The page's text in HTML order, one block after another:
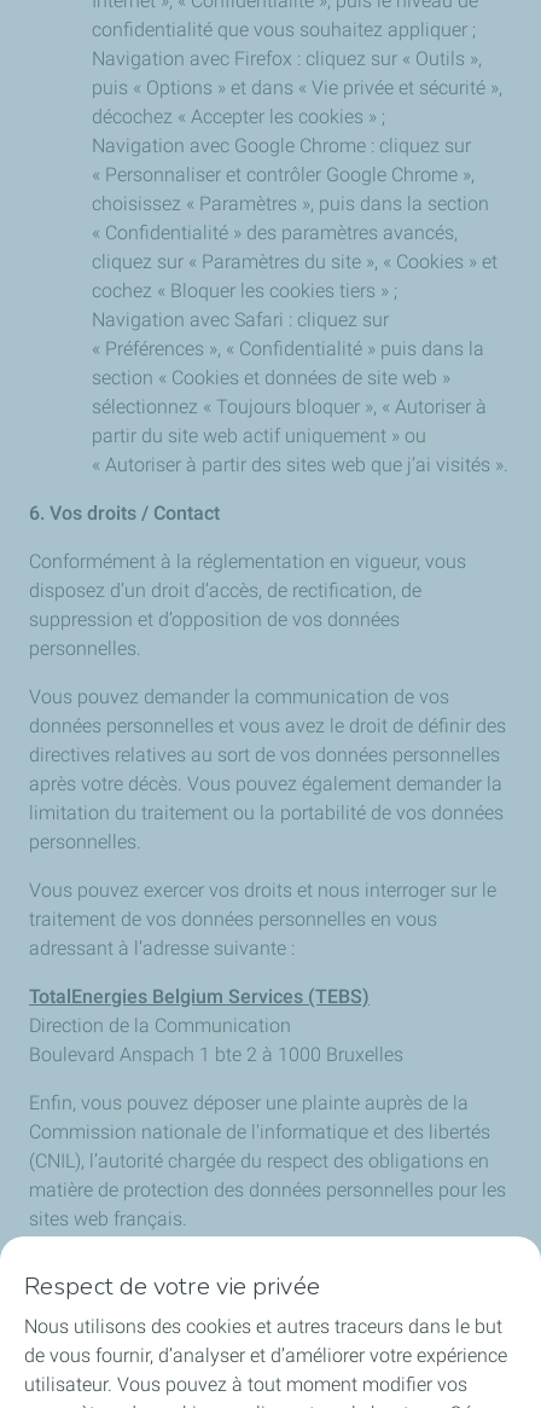
confidentialité que vous souhaitez appliquer ;
Navigation avec Firefox : cliquez sur « Outils »,
puis « Options » et dans « Vie privée et sécurité »,
décochez « Accepter les cookies » ;
Navigation avec Google Chrome : cliquez sur
« Personnaliser et contrôler Google Chrome »,
choisissez « Paramètres », puis dans la section
« Confidentialité » des paramètres avancés,
cliquez sur « Paramètres du site », « Cookies » et
cochez « Bloquer les cookies tiers » ;
Navigation avec Safari : cliquez sur
« Préférences », « Confidentialité » puis dans la
section « Cookies et données de site web »
sélectionnez « Toujours bloquer », « Autoriser à
partir du site web actif uniquement » ou
« Autoriser à partir des sites web que j’ai visités ».
6. Vos droits / Contact
Conformément à la réglementation en vigueur, vous
disposez d’un droit d’accès, de rectification, de
suppression et d’opposition de vos données
personnelles.
Vous pouvez demander la communication de vos
données personnelles et vous avez le droit de définir des
directives relatives au sort de vos données personnelles
après votre décès. Vous pouvez également demander la
limitation du traitement ou la portabilité de vos données
personnelles.
Vous pouvez exercer vos droits et nous interroger sur le
traitement de vos données personnelles en vous
adressant à l’adresse suivante :
TotalEnergies Belgium Services (TEBS)
Direction de la Communication
Boulevard Anspach 1 bte 2 à 1000 Bruxelles
Enfin, vous pouvez déposer une plainte auprès de la
Commission nationale de l'informatique et des libertés
(CNIL), l’autorité chargée du respect des obligations en
matière de protection des données personnelles pour les
sites web français.
TotalEnergies en Belgique
Nos actualités
Respect de votre vie privée
Nous utilisons des cookies et autres traceurs dans le but
de vous fournir, d’analyser et d’améliorer votre expérience
utilisateur. Vous pouvez à tout moment modifier vos